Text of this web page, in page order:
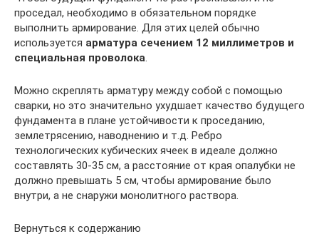
проседал, необходимо в обязательном порядке
выполнить армирование. Для этих целей обычно
используется арматура сечением 12 миллиметров и
специальная проволока.
Можно скреплять арматуру между собой с помощью
сварки, но это значительно ухудшает качество будущего
фундамента в плане устойчивости к проседанию,
землетрясению, наводнению и т.д. Ребро
технологических кубических ячеек в идеале должно
составлять 30-35 см, а расстояние от края опалубки не
должно превышать 5 см, чтобы армирование было
внутри, а не снаружи монолитного раствора.
Вернуться к содержанию